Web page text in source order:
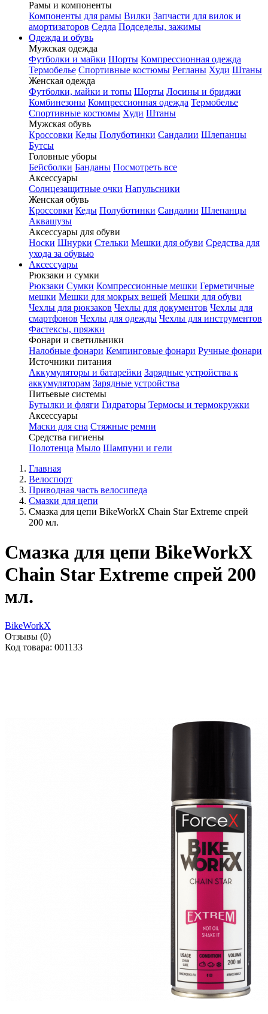
Рамы и компоненты
Компоненты для рамы Вилки Запчасти для вилок и
амортизаторов Седла Подседелы, зажимы
Одежда и обувь
Мужская одежда
Футболки и майки Шорты Компрессионная одежда
Термобелье Спортивные костюмы Регланы Худи Штаны
Женская одежда
Футболки, майки и топы Шорты Лосины и бриджи
Комбинезоны Компрессионная одежда Термобелье
Спортивные костюмы Худи Штаны
Мужская обувь
Кроссовки Кеды Полуботинки Сандалии Шлепанцы
Бутсы
Головные уборы
Бейсболки Банданы Посмотреть все
Аксессуары
Солнцезащитные очки Напульсники
Женская обувь
Кроссовки Кеды Полуботинки Сандалии Шлепанцы
Аквашузы
Аксессуары для обуви
Носки Шнурки Стельки Мешки для обуви Средства для
ухода за обувью
Аксессуары
Рюкзаки и сумки
Рюкзаки Сумки Компрессионные мешки Герметичные
мешки Мешки для мокрых вещей Мешки для обуви
Чехлы для рюкзаков Чехлы для документов Чехлы для
смартфонов Чехлы для одежды Чехлы для инструментов
Фастексы, пряжки
Фонари и светильники
Налобные фонари Кемпинговые фонари Ручные фонари
Источники питания
Аккумуляторы и батарейки Зарядные устройства к
аккумуляторам Зарядные устройства
Питьевые системы
Бутылки и фляги Гидраторы Термосы и термокружки
Аксессуары
Маски для сна Стяжные ремни
Средства гигиены
Полотенца Мыло Шампуни и гели
Главная
Велоспорт
Приводная часть велосипеда
Смазки для цепи
Смазка для цепи BikeWorkX Chain Star Extreme спрей
200 мл.
Смазка для цепи BikeWorkX
Chain Star Extreme спрей 200
мл.
BikeWorkX
Отзывы (0)
Код товара: 001133